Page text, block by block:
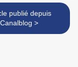
publié depuis
Canalblog >